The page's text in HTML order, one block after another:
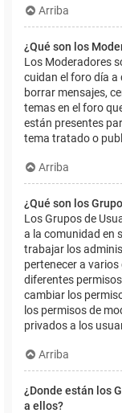
Arriba
¿Qué son los
Los Moderadores
cuidan el foro día
borrar mensajes,
temas en el foro
están presentes
tema tratado o
Arriba
¿Qué son los
Los Grupos de
a la comunidad en
trabajar los
pertenecer a
diferentes
cambiar los
los permisos de
privados a los
Arriba
¿Donde están los
a ellos?